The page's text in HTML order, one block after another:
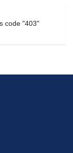
code "403"